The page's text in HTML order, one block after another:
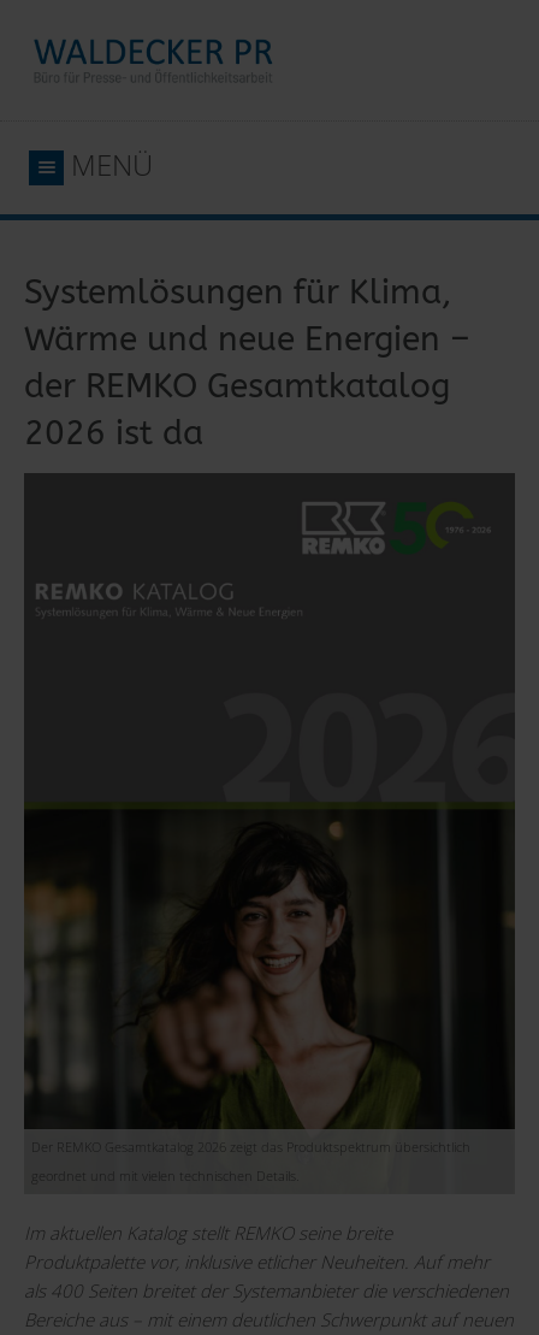
MENÜ
Systemlösungen für Klima,
Wärme und neue Energien –
der REMKO Gesamtkatalog
2026 ist da
Der REMKO Gesamtkatalog 2026 zeigt das Produktspektrum übersichtlich
geordnet und mit vielen technischen Details.
Im aktuellen Katalog stellt REMKO seine breite
Produktpalette vor, inklusive etlicher Neuheiten. Auf mehr
als 400 Seiten breitet der Systemanbieter die verschiedenen
Bereiche aus – mit einem deutlichen Schwerpunkt auf neuen